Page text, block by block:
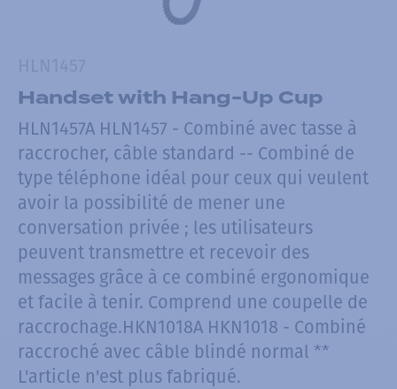
Handset with Hang-Up Cup
HLN1457A HLN1457 - Combiné avec tasse à
raccrocher, câble standard -- Combiné de
type téléphone idéal pour ceux qui veulent
avoir la possibilité de mener une
conversation privée ; les utilisateurs
peuvent transmettre et recevoir des
messages grâce à ce combiné ergonomique
et facile à tenir. Comprend une coupelle de
raccrochage.HKN1018A HKN1018 - Combiné
raccroché avec câble blindé normal **
L'article n'est plus fabriqué.